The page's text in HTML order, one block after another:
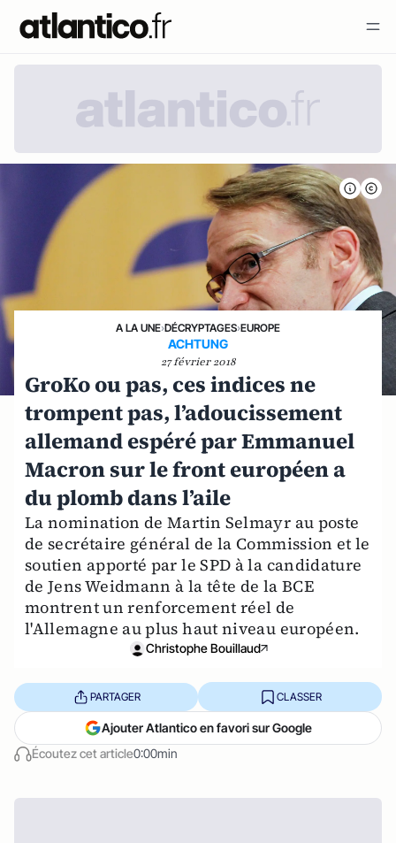
A LA UNE›DÉCRYPTAGES›EUROPE
ACHTUNG
27 février 2018
GroKo ou pas, ces indices ne
trompent pas, l’adoucissement
allemand espéré par Emmanuel
Macron sur le front européen a
du plomb dans l’aile
La nomination de Martin Selmayr au poste
de secrétaire général de la Commission et le
soutien apporté par le SPD à la candidature
de Jens Weidmann à la tête de la BCE
montrent un renforcement réel de
l'Allemagne au plus haut niveau européen.
Christophe Bouillaud
Écoutez cet article0:00min
PARTAGER CLASSER
Ajouter Atlantico en favori sur Google